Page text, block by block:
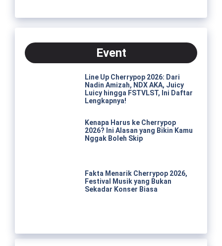
Event
Line Up Cherrypop 2026: Dari
Nadin Amizah, NDX AKA, Juicy
Luicy hingga FSTVLST, Ini Daftar
Lengkapnya!
Kenapa Harus ke Cherrypop
2026? Ini Alasan yang Bikin Kamu
Nggak Boleh Skip
Fakta Menarik Cherrypop 2026,
Festival Musik yang Bukan
Sekadar Konser Biasa